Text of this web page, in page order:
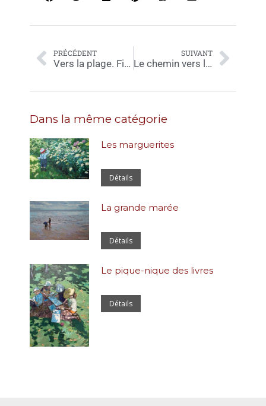
PRÉCÉDENT
Vers la plage. Fin d’été (ENCADRE)
SUIVANT
Le chemin vers la plage. Août (ENCADRE)
Dans la même catégorie
Les marguerites
Détails
La grande marée
Détails
Le pique-nique des livres
Détails